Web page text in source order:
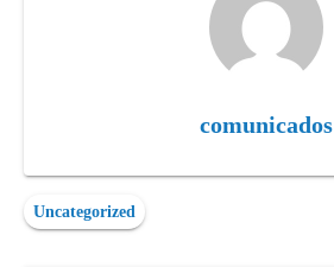
comunicados
Uncategorized